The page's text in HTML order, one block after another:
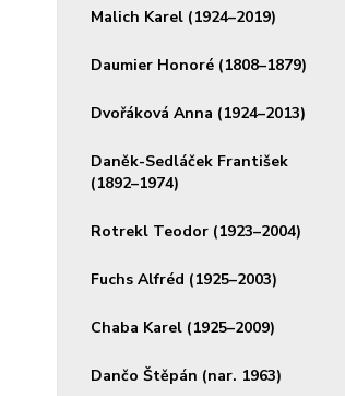
Malich Karel (1924–2019)
Daumier Honoré (1808–1879)
Dvořáková Anna (1924–2013)
Daněk-Sedláček František
(1892–1974)
Rotrekl Teodor (1923–2004)
Fuchs Alfréd (1925–2003)
Chaba Karel (1925–2009)
Dančo Štěpán (nar. 1963)